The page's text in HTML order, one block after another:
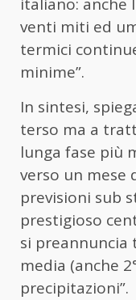
italiano: anche
venti miti ed
termici
minime”.
In sintesi,
terso ma a
lunga fase più
verso un mese
previsioni sub
prestigioso
si preannuncia
media (anche
precipitazioni”.